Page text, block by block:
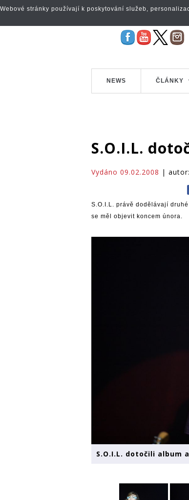
NEWS ČLÁNKY
S.O.I.L.
Vydáno 09.02.2008 | autor:
S.O.I.L. právě dodělávají
se měl objevit koncem února.
S.O.I.L. dotočili album
Webové stránky používají k poskytování služeb,